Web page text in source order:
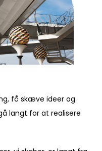
få skæve ideer og
langt for at realisere